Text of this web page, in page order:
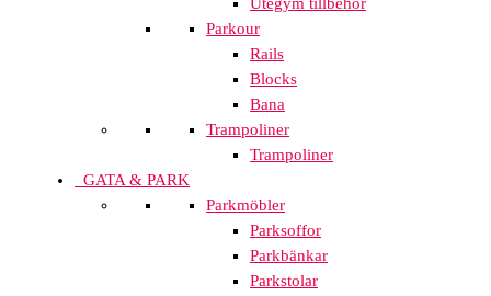
Utegym tillbehör
Parkour
Rails
Blocks
Bana
Trampoliner
Trampoliner
GATA & PARK
Parkmöbler
Parksoffor
Parkbänkar
Parkstolar